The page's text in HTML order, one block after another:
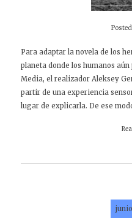
Para adaptar la novela de los
planeta donde los humanos
Media, el realizador Aleksey
partir de una experiencia
lugar de explicarla. De ese